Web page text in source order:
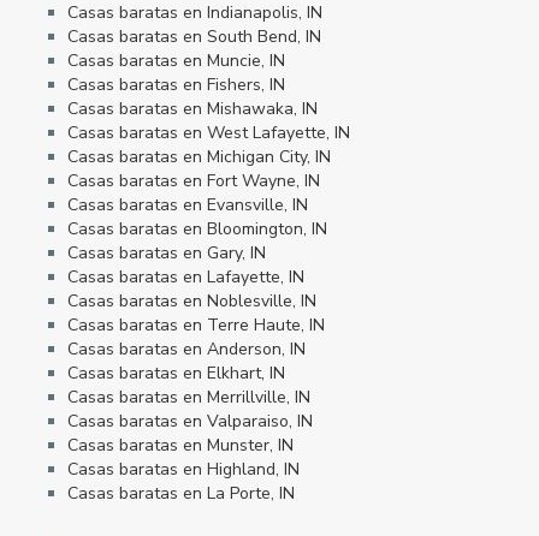
Casas baratas en Indianapolis, IN
Casas baratas en South Bend, IN
Casas baratas en Muncie, IN
Casas baratas en Fishers, IN
Casas baratas en Mishawaka, IN
Casas baratas en West Lafayette, IN
Casas baratas en Michigan City, IN
Casas baratas en Fort Wayne, IN
Casas baratas en Evansville, IN
Casas baratas en Bloomington, IN
Casas baratas en Gary, IN
Casas baratas en Lafayette, IN
Casas baratas en Noblesville, IN
Casas baratas en Terre Haute, IN
Casas baratas en Anderson, IN
Casas baratas en Elkhart, IN
Casas baratas en Merrillville, IN
Casas baratas en Valparaiso, IN
Casas baratas en Munster, IN
Casas baratas en Highland, IN
Casas baratas en La Porte, IN